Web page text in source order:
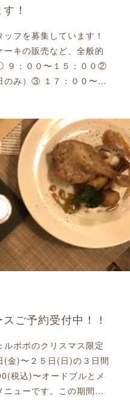
！
フを募集しています！
キの販売など、全般的
９：００〜１５：００②
のみ）③ １７：００〜…
ご予約受付中！！
ポポのクリスマス限定
(金)〜２５日(日)の３日間
税込)〜オードブルとメ
ニューです。この期間…